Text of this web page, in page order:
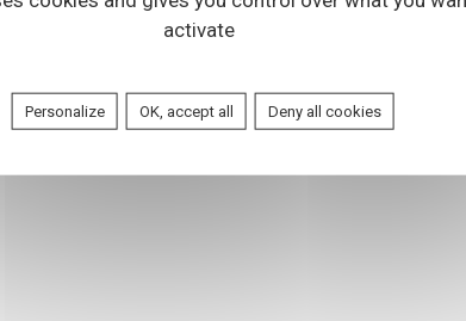
activate
Personalize OK, accept all Deny all cookies